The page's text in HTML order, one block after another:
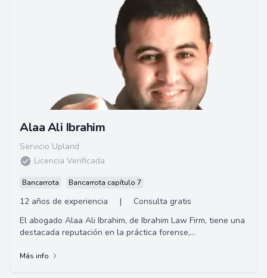
Alaa Ali Ibrahim
Servicio Upland
Licencia Verificada
Bancarrota Bancarrota capítulo 7
12 años de experiencia |
Consulta gratis
El abogado Alaa Ali Ibrahim, de Ibrahim Law Firm, tiene una
destacada reputación en la práctica forense,
Más info